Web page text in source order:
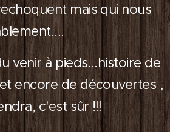
mais qui nous
venir à pieds...histoire de
encore de découvertes ,
c'est sûr !!!